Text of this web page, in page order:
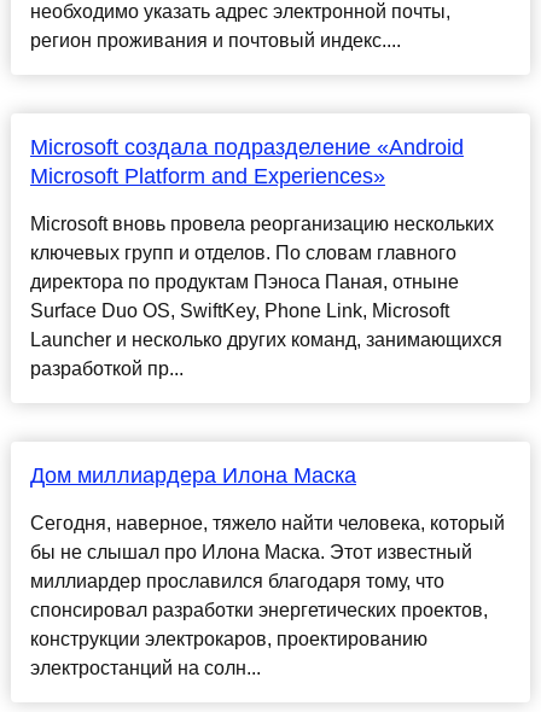
необходимо указать адрес электронной почты,
регион проживания и почтовый индекс....
Microsoft создала подразделение «Android
Microsoft Platform and Experiences»
Microsoft вновь провела реорганизацию нескольких
ключевых групп и отделов. По словам главного
директора по продуктам Пэноса Паная, отныне
Surface Duo OS, SwiftKey, Phone Link, Microsoft
Launcher и несколько других команд, занимающихся
разработкой пр...
Дом миллиардера Илона Маска
Сегодня, наверное, тяжело найти человека, который
бы не слышал про Илона Маска. Этот известный
миллиардер прославился благодаря тому, что
спонсировал разработки энергетических проектов,
конструкции электрокаров, проектированию
электростанций на солн...